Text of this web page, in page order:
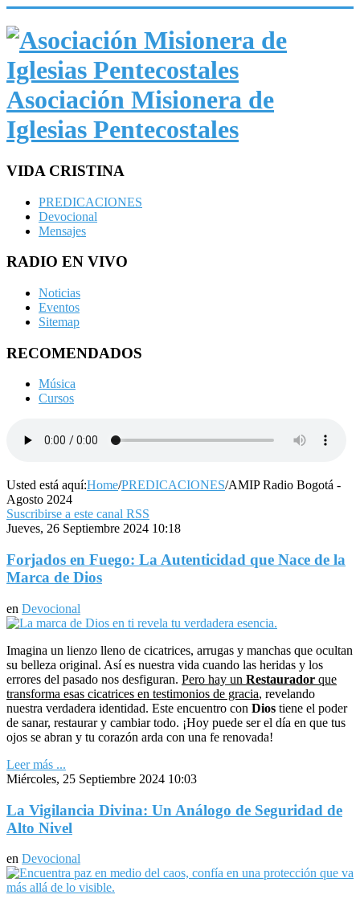
Asociación Misionera de
Iglesias Pentecostales
VIDA CRISTINA
PREDICACIONES
Devocional
Mensajes
RADIO EN VIVO
Noticias
Eventos
Sitemap
RECOMENDADOS
Música
Cursos
Usted está aquí:Home/PREDICACIONES/AMIP Radio Bogotá -
Agosto 2024
Suscribirse a este canal RSS
Jueves, 26 Septiembre 2024 10:18
Forjados en Fuego: La Autenticidad que Nace de la
Marca de Dios
en Devocional
Imagina un lienzo lleno de cicatrices, arrugas y manchas que ocultan
su belleza original. Así es nuestra vida cuando las heridas y los
errores del pasado nos desfiguran. Pero hay un Restaurador que
transforma esas cicatrices en testimonios de gracia, revelando
nuestra verdadera identidad. Este encuentro con Dios tiene el poder
de sanar, restaurar y cambiar todo. ¡Hoy puede ser el día en que tus
ojos se abran y tu corazón arda con una fe renovada!
Leer más ...
Miércoles, 25 Septiembre 2024 10:03
La Vigilancia Divina: Un Análogo de Seguridad de
Alto Nivel
en Devocional